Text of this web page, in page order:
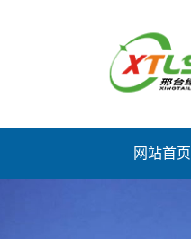
网站首页